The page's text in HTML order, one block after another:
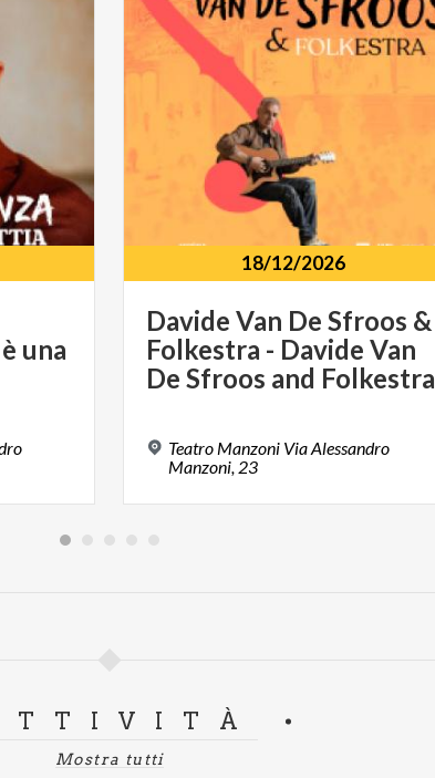
una
18/12/2026
Davide Van De Sfroos &
Folkestra - Davide Van
De Sfroos and Folkestra
Teatro Manzoni Via Alessandro
Manzoni, 23
Mostra tutti